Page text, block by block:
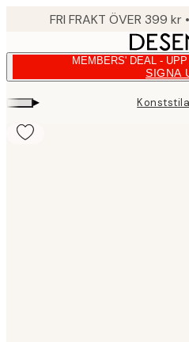
FRI FRAKT ÖVER 399 kr
MEMBERS' DEAL -
SIGNA
▸